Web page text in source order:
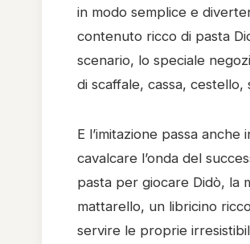
in modo semplice e
contenuto ricco di pasta
scenario, lo speciale
di scaffale, cassa,
E l’imitazione passa
cavalcare l’onda del
pasta per giocare Didò, la
mattarello, un libricino
servire le proprie